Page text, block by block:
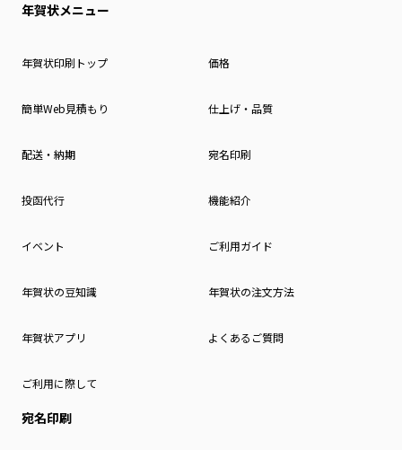
年賀状メニュー
年賀状印刷トップ 価格
簡単Web見積もり 仕上げ・品質
配送・納期 宛名印刷
投函代行 機能紹介
イベント ご利用ガイド
年賀状の豆知識 年賀状の注文方法
年賀状アプリ よくあるご質問
ご利用に際して
宛名印刷